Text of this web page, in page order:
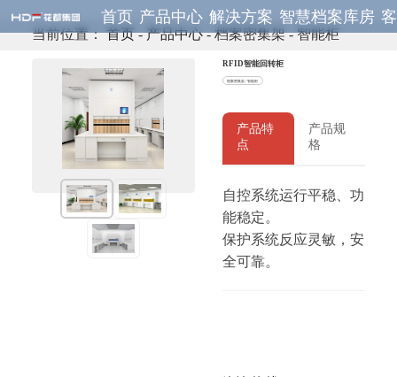
首页 产品中心 解决方案 智慧档案库房
当前位置：首页-产品中心- 档案密集架 - 智能柜
RFID智能回转柜
档案密集架 / 智能柜
产品特
点
产品规
格
自控系统运行平稳、功
能稳定。
保护系统反应灵敏，安
全可靠。